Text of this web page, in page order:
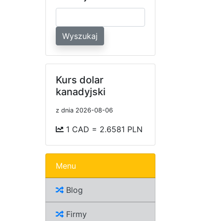
Wyszukaj
Kurs dolar
kanadyjski
z dnia 2026-08-06
1 CAD = 2.6581 PLN
Menu
Blog
Firmy